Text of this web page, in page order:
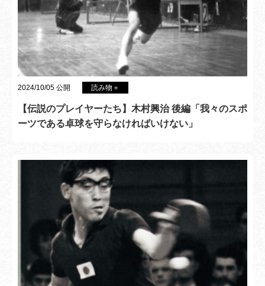
2024/10/05 公開 読み物＋
【伝説のプレイヤーたち】木村興治 後編「我々のスポ
ーツである卓球を守らなければいけない」